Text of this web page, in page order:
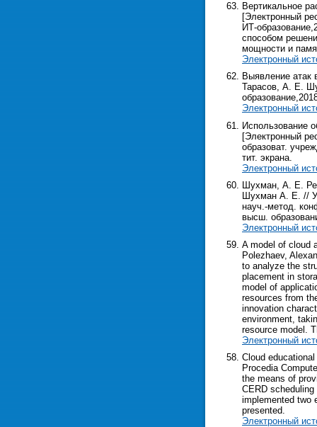
Вертикальное
[Электронный
ИТ-
способом
мощности и
Электронный
Выявление
Тарасов, А. Е.
Электронный
Использование
[Электронный
образоват.
тит. экрана.
Электронный
Шухман, А. Е.
Шухман А. Е. //
науч.-метод.
высш.
Электронный
A model of cloud
Polezhaev,
to analyze the
placement in
model of
resources from
innovation
environment,
resource model.
Электронный
Cloud
Procedia
the means of
CERD
implemented two
presented.
Электронный